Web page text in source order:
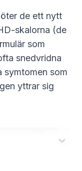
de ett nytt
skalorna (de
som
snedvridna
symtomen som
yttrar sig